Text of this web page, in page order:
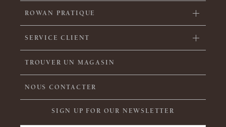
ROWAN PRATIQUE
SERVICE CLIENT
TROUVER UN MAGASIN
NOUS CONTACTER
SIGN UP FOR OUR NEWSLETTER